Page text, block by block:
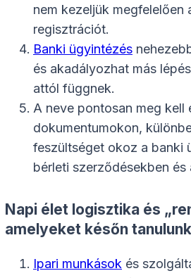
nem kezeljük megfelelően
regisztrációt.
Banki ügyintézés
és akadályozhat más
attól függnek.
A neve pontosan meg kell
dokumentumokon,
feszültséget okoz a banki
bérleti szerződésekben és
Napi élet logisztika és
amelyeket későn
Ipari munkások és